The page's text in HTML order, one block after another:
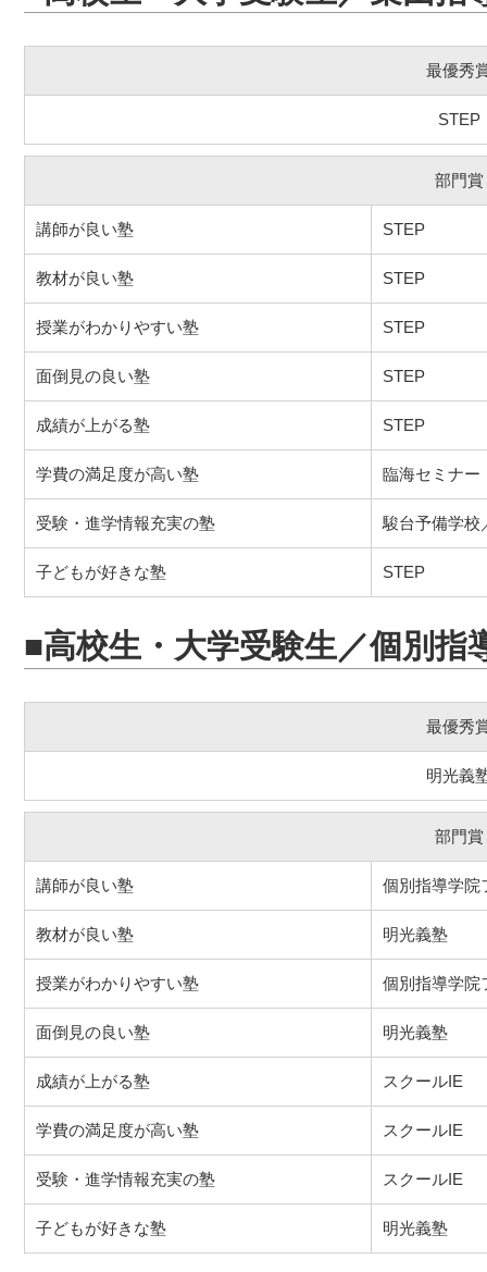
最優秀
STEP
部門賞
講師が良い塾 STEP
教材が良い塾 STEP
授業がわかりやすい塾 STEP
面倒見の良い塾 STEP
成績が上がる塾 STEP
学費の満足度が高い塾 臨海セミナー
受験・進学情報充実の塾 駿台予備学校
子どもが好きな塾 STEP
■高校生・大学受験生／個別指
最優秀
明光義
部門賞
講師が良い塾 個別指導学院
教材が良い塾 明光義塾
授業がわかりやすい塾 個別指導学院
面倒見の良い塾 明光義塾
成績が上がる塾 スクールIE
学費の満足度が高い塾 スクールIE
受験・進学情報充実の塾 スクールIE
子どもが好きな塾 明光義塾